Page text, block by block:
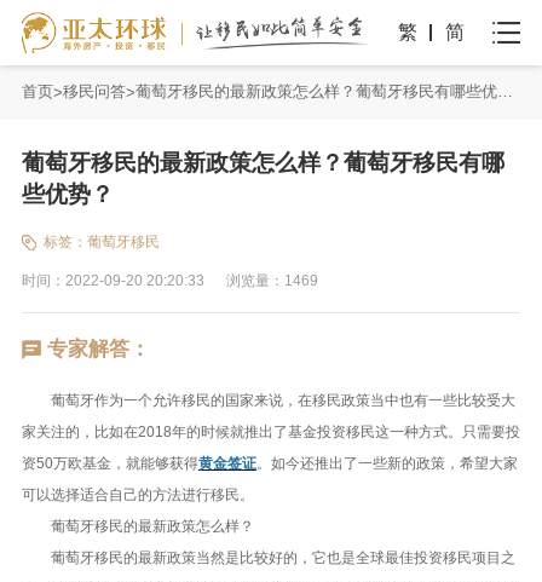
繁 简
首页 移民问答 葡萄牙移民的最新政策怎么样？葡萄牙移民有哪些优势？
葡萄牙移民的最新政策怎么样？葡萄牙移民有哪
些优势？
标签： 葡萄牙移民
时间：2022-09-20 20:20:33 浏览量：1469
专家解答：
葡萄牙作为一个允许移民的国家来说，在移民政策当中也有一些比较受大
家关注的，比如在2018年的时候就推出了基金投资移民这一种方式。只需要投
资50万欧基金，就能够获得黄金签证。如今还推出了一些新的政策，希望大家
可以选择适合自己的方法进行移民。
葡萄牙移民的最新政策怎么样？
葡萄牙移民的最新政策当然是比较好的，它也是全球最佳投资移民项目之